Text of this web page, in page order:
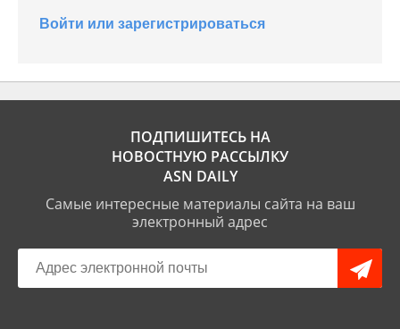
Войти или зарегистрироваться
ПОДПИШИТЕСЬ НА
НОВОСТНУЮ РАССЫЛКУ
ASN DAILY
Самые интересные материалы сайта на ваш
электронный адрес